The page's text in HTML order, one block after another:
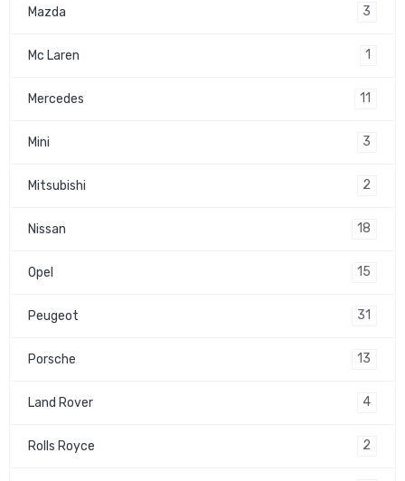
Mazda 3
Mc Laren 1
Mercedes 11
Mini 3
Mitsubishi 2
Nissan 18
Opel 15
Peugeot 31
Porsche 13
Land Rover 4
Rolls Royce 2